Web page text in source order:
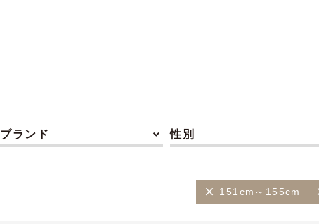
ブランド 性別
151cm～155cm